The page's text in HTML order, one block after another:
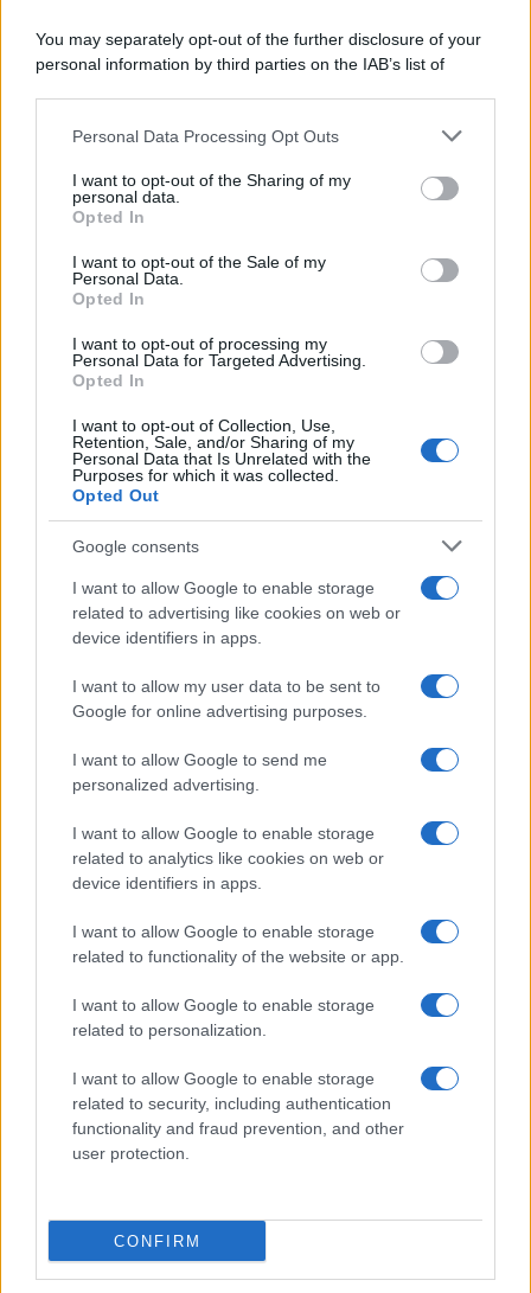
You may separately opt-out of the further disclosure of your
personal information by third parties on the IAB’s list of
This information may also be disclosed by us to third parties
disclose it to other third parties.
Please note that this website/app uses one or more Google
services and may gather and store information including but
not limited to your visit or usage behaviour. You may click to
grant or deny consent to Google and its third-party tags to
consent section.
Personal Data Processing Opt Outs
I want to opt-out of the Sharing of my
personal data.
Opted In
I want to opt-out of the Sale of my
Personal Data.
Opted In
I want to opt-out of processing my
Personal Data for Targeted Advertising.
Opted In
I want to opt-out of Collection, Use,
Retention, Sale, and/or Sharing of my
Personal Data that Is Unrelated with the
Purposes for which it was collected.
Opted Out
Google consents
I want to allow Google to enable storage
related to advertising like cookies on web or
device identifiers in apps.
I want to allow my user data to be sent to
Google for online advertising purposes.
I want to allow Google to send me
personalized advertising.
I want to allow Google to enable storage
related to analytics like cookies on web or
device identifiers in apps.
I want to allow Google to enable storage
related to functionality of the website or app.
I want to allow Google to enable storage
related to personalization.
I want to allow Google to enable storage
related to security, including authentication
functionality and fraud prevention, and other
user protection.
CONFIRM
Francia
InvestirMag
Investieren24
UK
News Hub UK
Lgbtq News
Olanda
Investeren 24
NL Newz